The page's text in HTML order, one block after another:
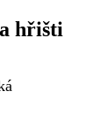
hřišti